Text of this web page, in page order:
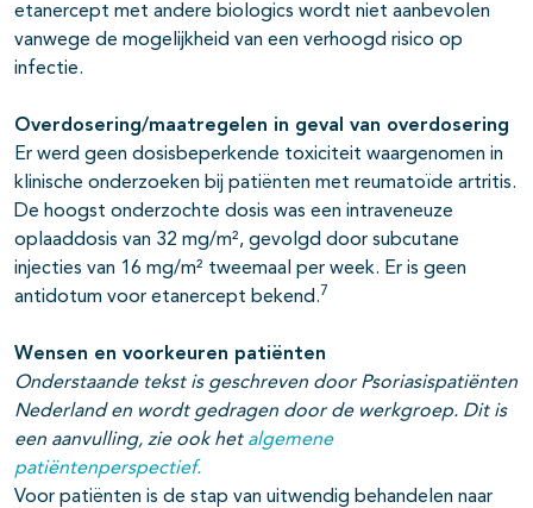
etanercept met andere biologics wordt niet aanbevolen
vanwege de mogelijkheid van een verhoogd risico op
infectie.
Overdosering/maatregelen in geval van overdosering
Er werd geen dosisbeperkende toxiciteit waargenomen in
klinische onderzoeken bij patiënten met reumatoïde artritis.
De hoogst onderzochte dosis was een intraveneuze
oplaaddosis van 32 mg/m², gevolgd door subcutane
injecties van 16 mg/m² tweemaal per week. Er is geen
antidotum voor etanercept bekend.7
Wensen en voorkeuren patiënten
Onderstaande tekst is geschreven door Psoriasispatiënten
Nederland en wordt gedragen door de werkgroep. Dit is
een aanvulling, zie ook het algemene
patiëntenperspectief.
Voor patiënten is de stap van uitwendig behandelen naar